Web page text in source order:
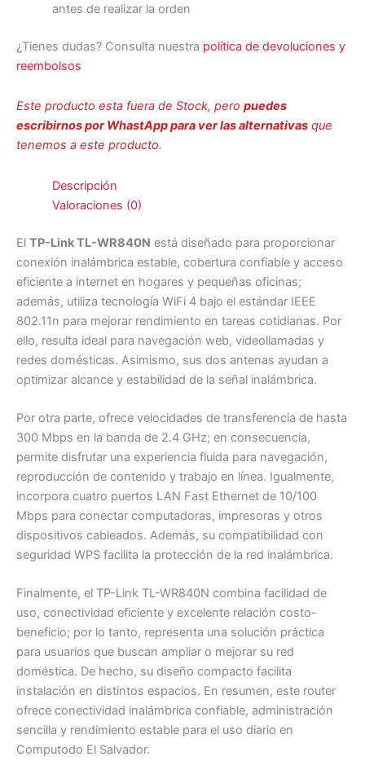
antes de realizar la orden
¿Tienes dudas? Consulta nuestra política de devoluciones y
reembolsos
Este producto esta fuera de Stock, pero puedes
escribirnos por WhastApp para ver las alternativas que
tenemos a este producto.
Descripción
Valoraciones (0)
El TP-Link TL-WR840N está diseñado para proporcionar
conexión inalámbrica estable, cobertura confiable y acceso
eficiente a internet en hogares y pequeñas oficinas;
además, utiliza tecnología WiFi 4 bajo el estándar IEEE
802.11n para mejorar rendimiento en tareas cotidianas. Por
ello, resulta ideal para navegación web, videollamadas y
redes domésticas. Asimismo, sus dos antenas ayudan a
optimizar alcance y estabilidad de la señal inalámbrica.
Por otra parte, ofrece velocidades de transferencia de hasta
300 Mbps en la banda de 2.4 GHz; en consecuencia,
permite disfrutar una experiencia fluida para navegación,
reproducción de contenido y trabajo en línea. Igualmente,
incorpora cuatro puertos LAN Fast Ethernet de 10/100
Mbps para conectar computadoras, impresoras y otros
dispositivos cableados. Además, su compatibilidad con
seguridad WPS facilita la protección de la red inalámbrica.
Finalmente, el TP-Link TL-WR840N combina facilidad de
uso, conectividad eficiente y excelente relación costo-
beneficio; por lo tanto, representa una solución práctica
para usuarios que buscan ampliar o mejorar su red
doméstica. De hecho, su diseño compacto facilita
instalación en distintos espacios. En resumen, este router
ofrece conectividad inalámbrica confiable, administración
sencilla y rendimiento estable para el uso diario en
Computodo El Salvador.